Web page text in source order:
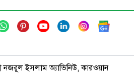
সাবেক প্রধানমন্ত্রী শেখ
জনকে মৃত্যুদণ্ডের আ
নজরুল ইসলাম অ্যাভিনিউ, কারওয়ান